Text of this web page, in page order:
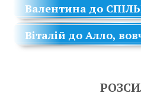
Валентина до
Віталій до Алло,